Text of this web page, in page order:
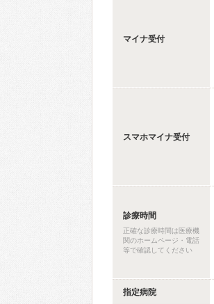
マイナ受付
スマホマイナ受付
診療時間
正確な診療時間は医療機
関のホームページ・電話
等で確認してください
指定病院